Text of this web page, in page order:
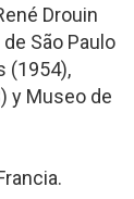
Drouin
São Paulo
(1954),
y Museo de